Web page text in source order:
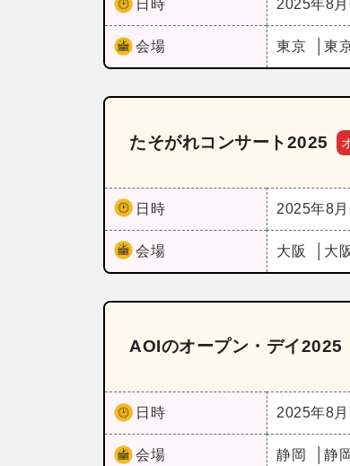
日時 2025年8月
会場 東京 東
たそがれコンサート2025
日時 2025年8月
会場 大阪 大
AOIのオープン・デイ2025
日時 2025年8月
会場 静岡 静